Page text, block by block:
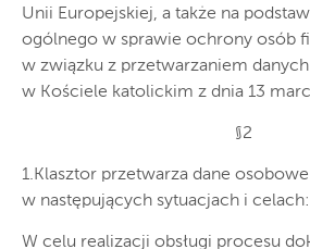
Unii Europejskiej, a także na
ogólnego w sprawie ochrony osób
w związku z przetwarzaniem
w Kościele katolickim z dnia 13
§2
1.Klasztor przetwarza dane
w następujących sytuacjach i celach:
W celu realizacji obsługi procesu